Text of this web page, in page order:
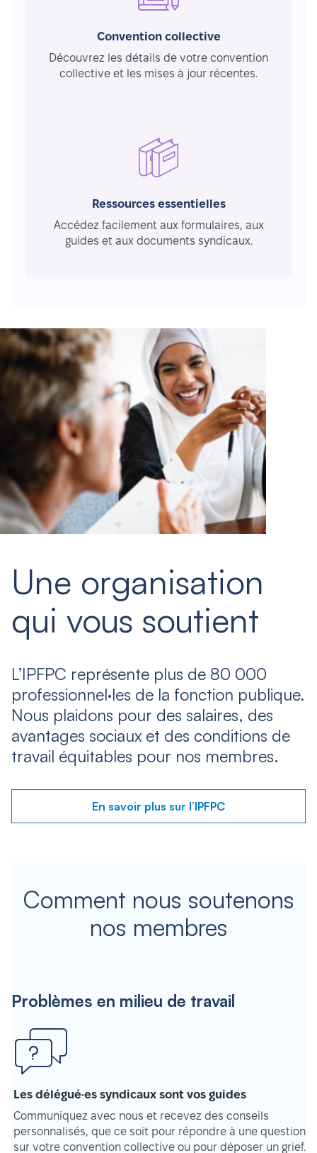
Convention collective
Découvrez les détails de votre convention
collective et les mises à jour récentes.
Ressources essentielles
Accédez facilement aux formulaires, aux
guides et aux documents syndicaux.
Une organisation
qui vous soutient
L’IPFPC représente plus de 80 000
professionnel·les de la fonction publique.
Nous plaidons pour des salaires, des
avantages sociaux et des conditions de
travail équitables pour nos membres.
En savoir plus sur l’IPFPC
Comment nous soutenons
nos membres
Problèmes en milieu de travail
Les délégué·es syndicaux sont vos guides
Communiquez avec nous et recevez des conseils
personnalisés, que ce soit pour répondre à une question
sur votre convention collective ou pour déposer un grief.